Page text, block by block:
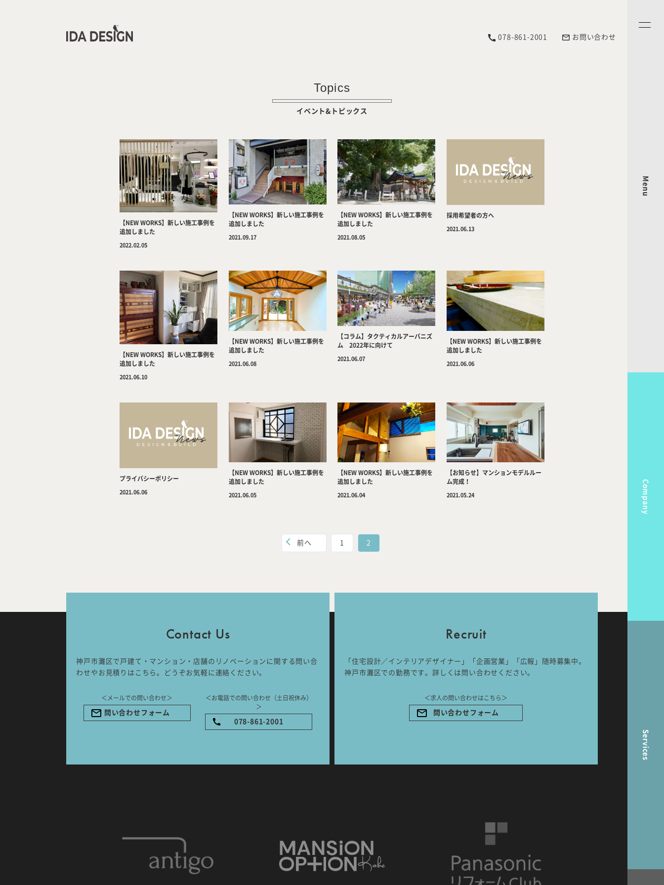
078-861-2001 お問い合わせ
Menu
Company
Services
Topics
イベント&トピックス
【NEW WORKS】新しい施工事例を
追加しました
2022.02.05
【NEW WORKS】新しい施工事例を
追加しました
2021.09.17
【NEW WORKS】新しい施工事例を
追加しました
2021.08.05
採用希望者の方へ
2021.06.13
【NEW WORKS】新しい施工事例を
追加しました
2021.06.10
【NEW WORKS】新しい施工事例を
追加しました
2021.06.08
【コラム】タクティカルアーバニズ
ム 2022年に向けて
2021.06.07
【NEW WORKS】新しい施工事例を
追加しました
2021.06.06
プライバシーポリシー
2021.06.06
【NEW WORKS】新しい施工事例を
追加しました
2021.06.05
【NEW WORKS】新しい施工事例を
追加しました
2021.06.04
【お知らせ】マンションモデルルー
ム完成！
2021.05.24
前へ 1 2
Contact Us
神戸市灘区で戸建て・マンション・店舗のリノベーションに関する問い合
わせやお見積りはこちら。どうぞお気軽に連絡ください。
＜メールでの問い合わせ＞
問い合わせフォーム
＜お電話での問い合わせ（土日祝休み）
＞
078-861-2001
Recruit
「住宅設計／インテリアデザイナー」「企画営業」「広報」随時募集中。
神戸市灘区での勤務です。詳しくは問い合わせください。
＜求人の問い合わせはこちら＞
問い合わせフォーム
IDA DESIGN by 株式会社 IDA Company
兵庫県神戸市灘区水道筋6丁目7番18号
NK103ビル1F
09:00〜17:00 土日祝休み）
Company
Journal
ご相談はこちらから